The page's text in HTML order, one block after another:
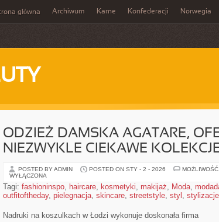
główna Archiwum Karne Konfederacji Norwegia
ODZIEŻ DAMSKA AGATARE,
NIEZWYKLE CIEKAWE
POSTED BY ADMIN POSTED ON STY - 2 - 2026
WYŁĄCZONA
Tagi: fashioninspo, haircare, kosmetyki, makijaż, Moda,
outfitoftheday, pielegnacja, skincare, streetstyle, styl , stylizacje
Nadruki na koszulkach w Łodzi wykonuje doskonała firma